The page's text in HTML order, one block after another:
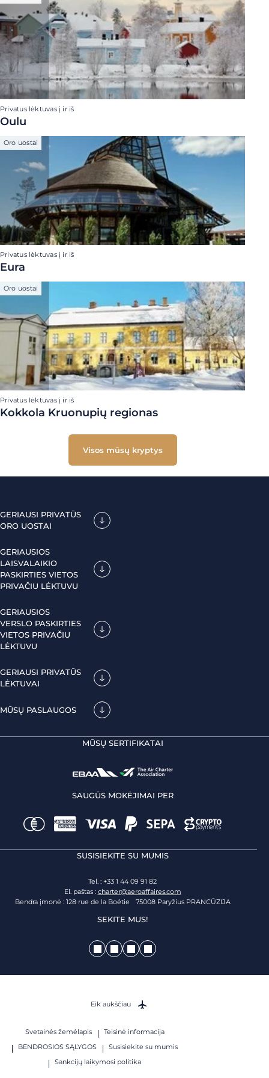
Privatus lėktuvas į ir iš
Oulu
Oro uostai
Privatus lėktuvas į ir iš
Eura
Oro uostai
Privatus lėktuvas į ir iš
Kokkola Kruonupių regionas
Visos mūsų kryptys
GERIAUSI PRIVATŪS
ORO UOSTAI
GERIAUSIOS
LAISVALAIKIO
PASKIRTIES VIETOS
PRIVAČIU LĖKTUVU
GERIAUSIOS
VERSLO PASKIRTIES
VIETOS PRIVAČIU
LĖKTUVU
GERIAUSI PRIVATŪS
LĖKTUVAI
MŪSŲ PASLAUGOS
MŪSŲ SERTIFIKATAI
SAUGŪS MOKĖJIMAI PER
SUSISIEKITE SU MUMIS
Tel. : +33 1 44 09 91 82
El. paštas : charter@aeroaffaires.com
Bendra įmonė : 128 rue de la Boétie 75008 Paryžius PRANCŪZIJA
SEKITE MUS!
Svetainės žemėlapis
Teisinė informacija
BENDROSIOS SĄLYGOS
Susisiekite su mumis
Sankcijų laikymosi politika
Eik aukščiau